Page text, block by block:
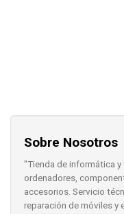
Sobre Nosotros
"Tienda de informática
ordenadores,
accesorios. Servicio
reparación de móviles y